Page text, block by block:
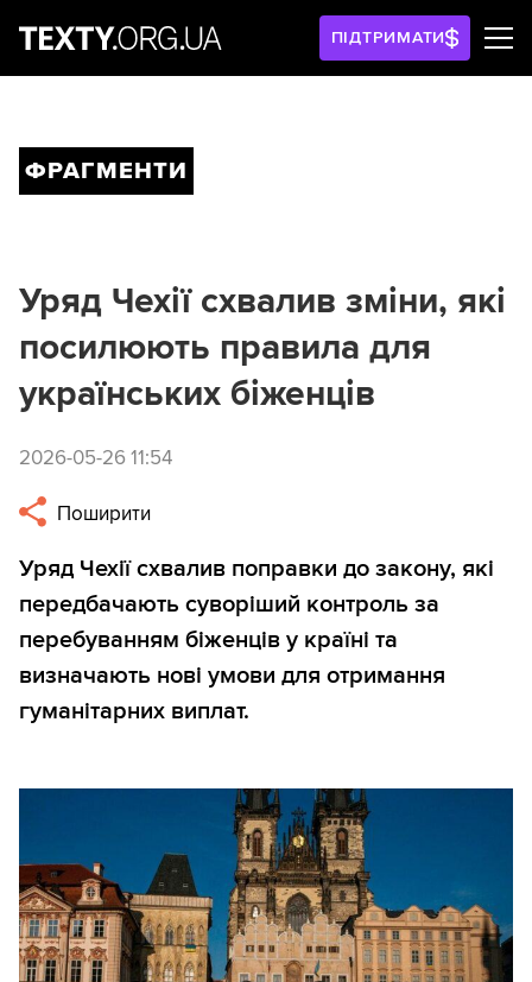
ПІДТРИМАТИ
ФРАГМЕНТИ
Уряд Чехії схвалив зміни, які
посилюють правила для
українських біженців
2026-05-26 11:54
Поширити
Уряд Чехії схвалив поправки до закону, які
передбачають суворіший контроль за
перебуванням біженців у країні та
визначають нові умови для отримання
гуманітарних виплат.